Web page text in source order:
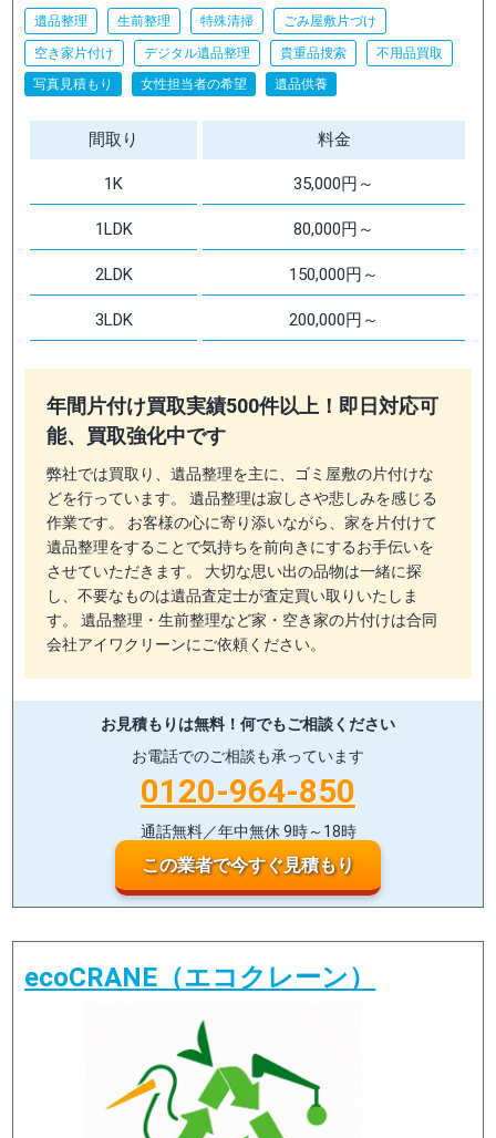
遺品整理 生前整理 特殊清掃 ごみ屋敷片づけ
空き家片付け デジタル遺品整理 貴重品捜索
不用品買取
写真見積もり
女性担当者の希望 遺品供養
間取り 料金
1K 35,000円～
1LDK 80,000円～
2LDK 150,000円～
3LDK 200,000円～
年間片付け買取実績500件以上！即日対応可
能、買取強化中です
弊社では買取り、遺品整理を主に、ゴミ屋敷の片付けな
どを行っています。 遺品整理は寂しさや悲しみを感じる
作業です。 お客様の心に寄り添いながら、家を片付けて
遺品整理をすることで気持ちを前向きにするお手伝いを
させていただきます。 大切な思い出の品物は一緒に探
し、不要なものは遺品査定士が査定買い取りいたしま
す。 遺品整理・生前整理など家・空き家の片付けは合同
会社アイワクリーンにご依頼ください。
お見積もりは無料！ 何でもご相談ください
お電話でのご相談も承っています
0120-964-850
通話無料／年中無休 9時～18時
この業者で今すぐ見積もり
ecoCRANE（エコクレーン）